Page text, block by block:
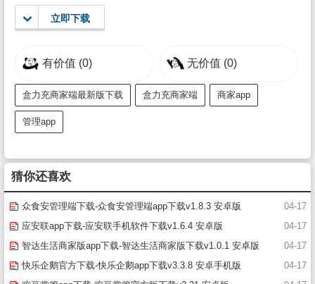
立即下载
有价值 (0) 无价值 (0)
盒力充商家端最新版下载 盒力充商家端 商家app
管理app
猜你还喜欢
04-17
众食安管理端下载-众食安管理端app下载v1.8.3 安卓版
04-17
应安联app下载-应安联手机软件下载v1.6.4 安卓版
04-17
智达生活商家版app下载-智达生活商家版下载v1.0.1 安卓版
04-17
快乐企鹅官方下载-快乐企鹅app下载v3.3.8 安卓手机版